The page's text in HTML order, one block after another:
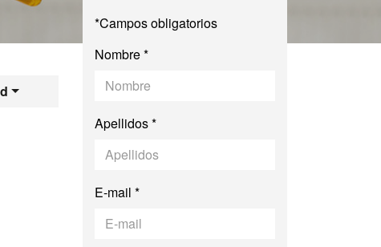
los Alimentos
*Campos obligatorios
Nombre *
Apellidos *
E-mail *